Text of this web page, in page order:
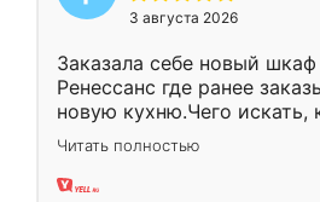
3 августа 2026
Заказала себе новый
Ренессанс где ранее
новую кухню.Чего искать,
вполне довольна. Служит
два года, нареканий нет.
Читать полностью